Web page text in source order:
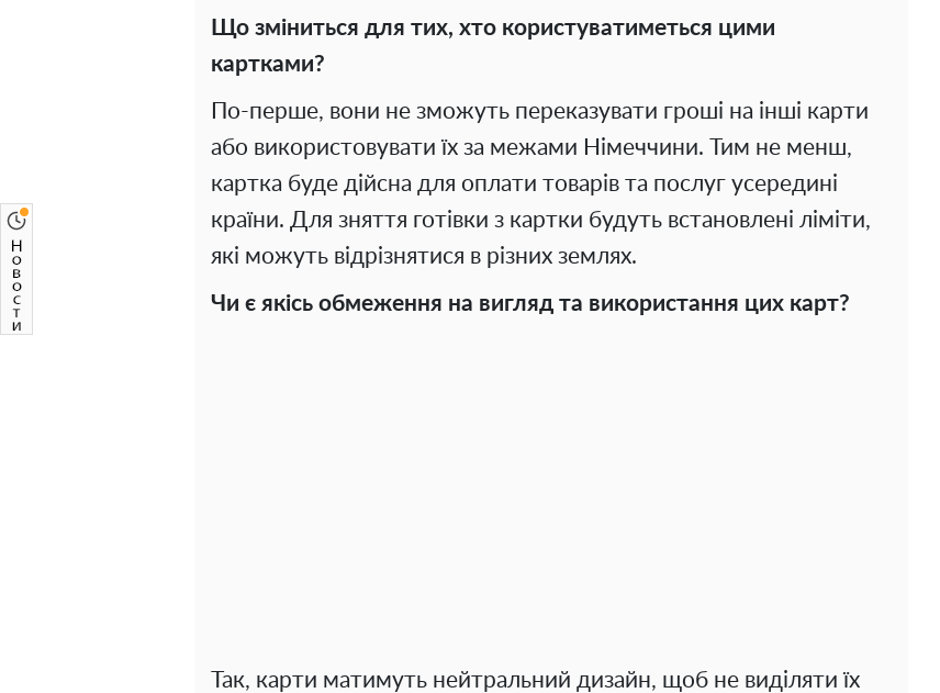
Що зміниться для тих, хто користуватиметься цими
картками?
По-перше, вони не зможуть переказувати гроші на інші карти
або використовувати їх за межами Німеччини. Тим не менш,
картка буде дійсна для оплати товарів та послуг усередині
країни. Для зняття готівки з картки будуть встановлені ліміти,
які можуть відрізнятися в різних землях.
Чи є якісь обмеження на вигляд та використання цих карт?
Так, карти матимуть нейтральний дизайн, щоб не виділяти їх